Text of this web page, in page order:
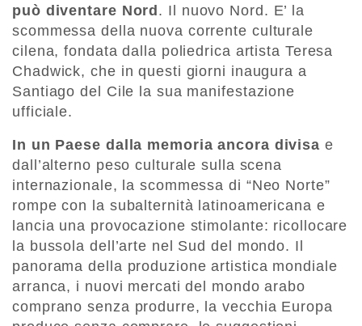
può diventare Nord . Il nuovo Nord. E’ la
scommessa della nuova corrente culturale
cilena, fondata dalla poliedrica artista Teresa
Chadwick, che in questi giorni inaugura a
Santiago del Cile la sua manifestazione
ufficiale.
In un Paese dalla memoria ancora divisa e
dall’alterno peso culturale sulla scena
internazionale, la scommessa di “Neo Norte”
rompe con la subalternità latinoamericana e
lancia una provocazione stimolante: ricollocare
la bussola dell’arte nel Sud del mondo. Il
panorama della produzione artistica mondiale
arranca, i nuovi mercati del mondo arabo
comprano senza produrre, la vecchia Europa